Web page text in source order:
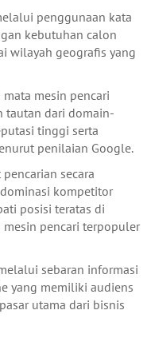
penggunaan kata
kebutuhan calon
wilayah geografis yang
mesin pencari
tautan dari domain-
tinggi serta
penilaian Google.
secara
kompetitor
posisi teratas di
pencari terpopuler
sebaran informasi
yang memiliki audiens
utama dari bisnis